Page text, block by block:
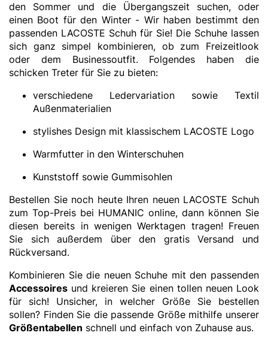
den Sommer und die Übergangszeit suchen, oder
einen Boot für den Winter - Wir haben bestimmt den
passenden LACOSTE Schuh für Sie! Die Schuhe lassen
sich ganz simpel kombinieren, ob zum Freizeitlook
oder dem Businessoutfit. Folgendes haben die
schicken Treter für Sie zu bieten:
verschiedene Ledervariation sowie Textil
Außenmaterialien
stylishes Design mit klassischem LACOSTE Logo
Warmfutter in den Winterschuhen
Kunststoff sowie Gummisohlen
Bestellen Sie noch heute Ihren neuen LACOSTE Schuh
zum Top-Preis bei HUMANIC online, dann können Sie
diesen bereits in wenigen Werktagen tragen! Freuen
Sie sich außerdem über den gratis Versand und
Rückversand.
Kombinieren Sie die neuen Schuhe mit den passenden
Accessoires und kreieren Sie einen tollen neuen Look
für sich! Unsicher, in welcher Größe Sie bestellen
sollen? Finden Sie die passende Größe mithilfe unserer
Größentabellen schnell und einfach von Zuhause aus.